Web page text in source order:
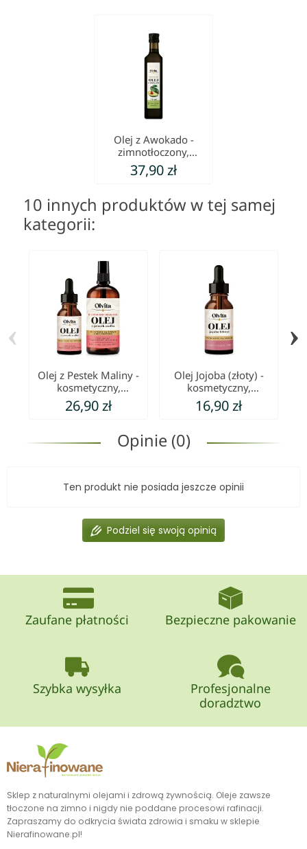
Olej z Awokado -
zimnotłoczony,
nieoczyszczony Ol'Vita
37,90 zł
10 innych produktów w tej samej
kategorii:
Olej z Pestek Maliny -
kosmetyczny,
zimnotłoczony Ol'Vita
26,90 zł
Olej Jojoba (złoty) -
kosmetyczny,
zimnotłoczony Ol'Vita
- 30 ml
16,90 zł
‹ ›
Opinie (0)
Ten produkt nie posiada jeszcze opinii
Podziel się swoją opinią
Zaufane płatności Bezpieczne pakowanie
Szybka wysyłka
Profesjonalne
doradztwo
Sklep z naturalnymi olejami i zdrową żywnością. Oleje zawsze
tłoczone na zimno i nigdy nie poddane procesowi rafinacji.
Zapraszamy do odkrycia świata zdrowia i smaku w sklepie
Nierafinowane.pl!